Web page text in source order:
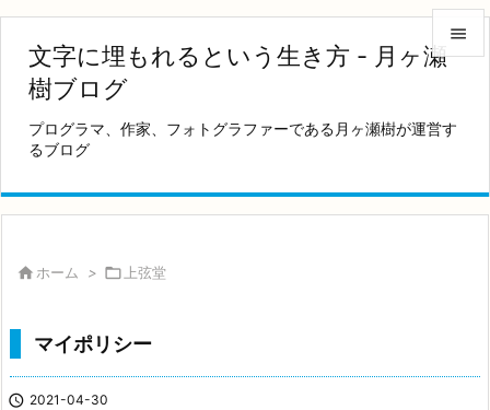
文字に埋もれるという生き方 - 月ヶ瀬
樹ブログ
プログラマ、作家、フォトグラファーである月ヶ瀬樹が運営す
るブログ



前へ
 ホーム >  上弦堂
マイポリシー
 2021-04-30